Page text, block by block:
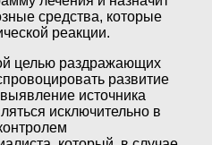
средства, которые
реакции.
целью раздражающих
развитие
источника
исключительно в